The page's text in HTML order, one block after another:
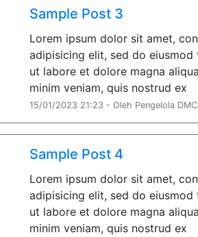
Sample Post 3
Lorem ipsum dolor sit amet,
adipisicing elit, sed do
ut labore et dolore magna
minim veniam, quis nostrud ex
15/01/2023 21:23 - Oleh Pengelola
Sample Post 4
Lorem ipsum dolor sit amet,
adipisicing elit, sed do
ut labore et dolore magna
minim veniam, quis nostrud ex